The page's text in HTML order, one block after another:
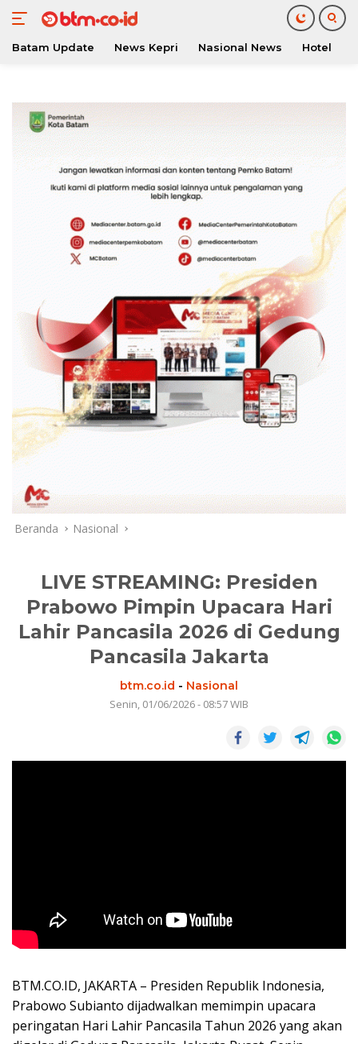
konten
Batam Update News Kepri Nasional News Hotel
Beranda Nasional
LIVE STREAMING: Presiden
Prabowo Pimpin Upacara Hari
Lahir Pancasila 2026 di Gedung
Pancasila Jakarta
btm.co.id - Nasional
Senin, 01/06/2026 - 08:57 WIB
BTM.CO.ID, JAKARTA – Presiden Republik Indonesia,
Prabowo Subianto dijadwalkan memimpin upacara
peringatan Hari Lahir Pancasila Tahun 2026 yang akan